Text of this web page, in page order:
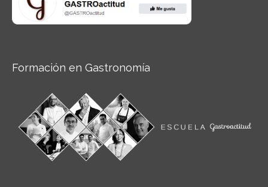
Formación en Gastronomía